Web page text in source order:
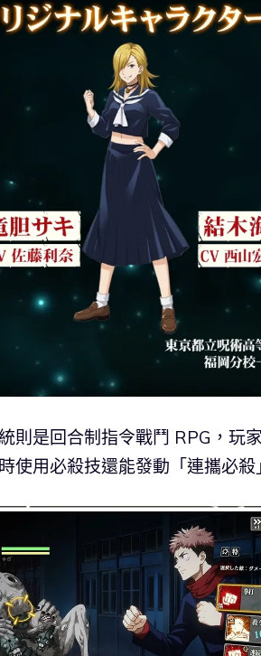
則是回合制指令戰鬥 RPG，玩
使用必殺技還能發動「連攜必